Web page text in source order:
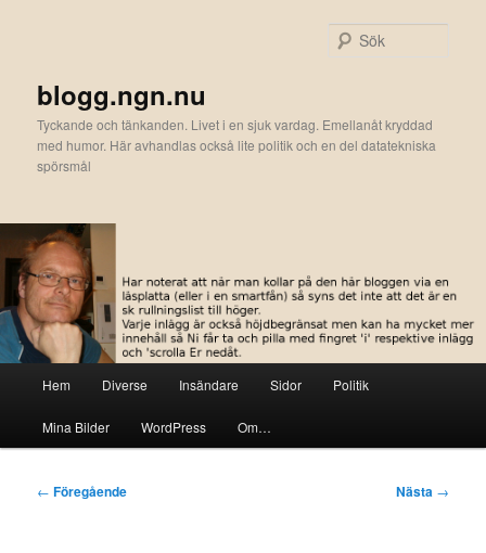
blogg.ngn.nu
Tyckande och tänkanden. Livet i en sjuk vardag. Emellanåt kryddad
med humor. Här avhandlas också lite politik och en del datatekniska
spörsmål
Hem Diverse Insändare Sidor Politik
Mina Bilder WordPress Om…
Inläggsnavigering
← Föregående Nästa →